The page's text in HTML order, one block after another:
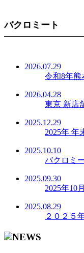
バクロミート
2026.07.29
令和8年
2026.04.28
東京 新店
2025.12.29
2025年
2025.10.10
バクロミ
2025.09.30
2025年10
2025.08.29
２０２５